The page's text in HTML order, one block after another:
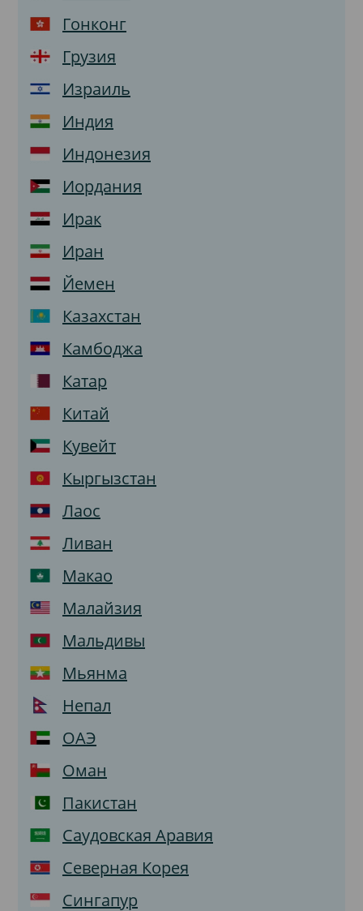
Гонконг
Грузия
Израиль
Индия
Индонезия
Иордания
Ирак
Иран
Йемен
Казахстан
Камбоджа
Катар
Китай
Кувейт
Кыргызстан
Лаос
Ливан
Макао
Малайзия
Мальдивы
Мьянма
Непал
ОАЭ
Оман
Пакистан
Саудовская Аравия
Северная Корея
Сингапур